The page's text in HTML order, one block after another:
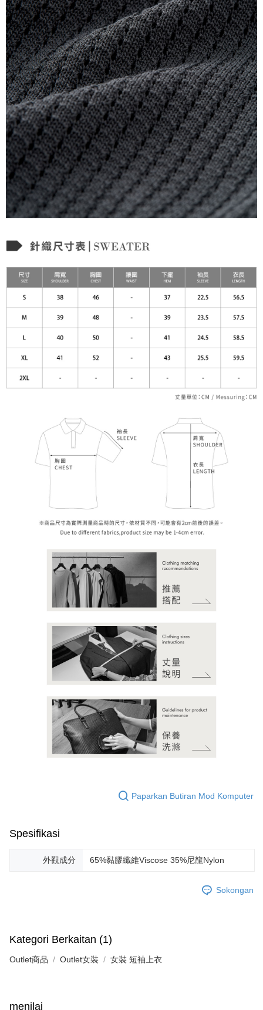
Paparkan Butiran Mod Komputer
Spesifikasi
外觀成分 65%黏膠纖維Viscose 35%尼龍Nylon
Sokongan
Kategori Berkaitan (1)
Outlet商品 Outlet女裝 女裝 短袖上衣
menilai